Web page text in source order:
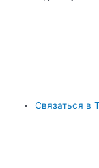
Связаться в